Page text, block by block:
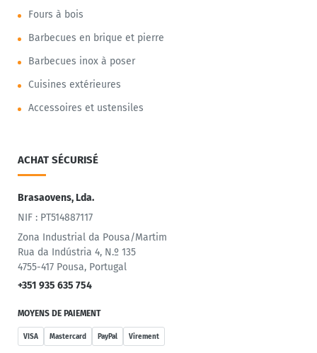
Fours à bois
Barbecues en brique et pierre
Barbecues inox à poser
Cuisines extérieures
Accessoires et ustensiles
ACHAT SÉCURISÉ
Brasaovens, Lda.
NIF : PT514887117
Zona Industrial da Pousa/Martim
Rua da Indústria 4, N.º 135
4755-417 Pousa, Portugal
+351 935 635 754
MOYENS DE PAIEMENT
VISA Mastercard PayPal Virement